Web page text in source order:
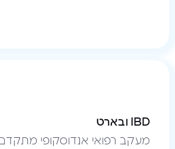
IBD ובארט
מעקב רפואי אנדוסקופי מתקדם